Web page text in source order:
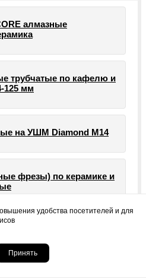
алмазные
трубчатые по кафелю и
125 мм
на УШМ Diamond М14
фрезы) по керамике и
удобства посетителей и для
Принять